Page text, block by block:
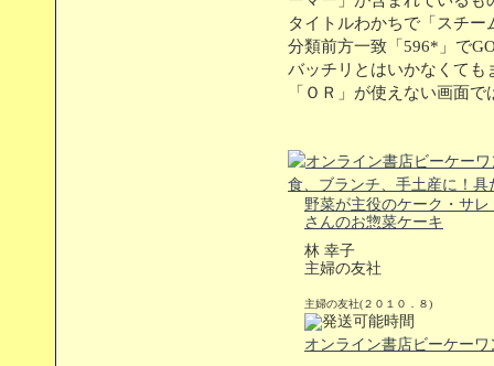
タイトルわかちで「スチー
分類前方一致「596*」で
バッチリとはいかなくても
「ＯＲ」が使えない画面
野菜が主役のケーク・サ
さんのお惣菜ケーキ
林 幸子
主婦の友社
主婦の友社(２０１０．８)
オンライン書店ビーケー